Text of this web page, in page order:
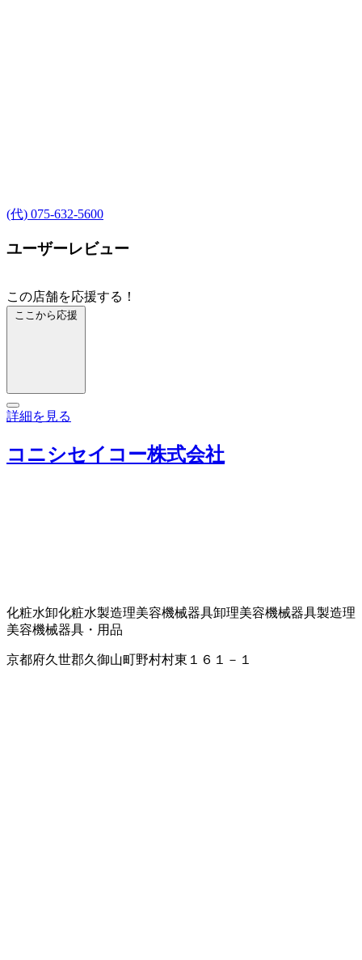
(代) 075-632-5600
ユーザーレビュー
この店舗を応援する！
ここから応援
詳細を見る
コニシセイコー株式会社
化粧水卸化粧水製造理美容機械器具卸理美容機械器具製造理
美容機械器具・用品
京都府久世郡久御山町野村村東１６１－１